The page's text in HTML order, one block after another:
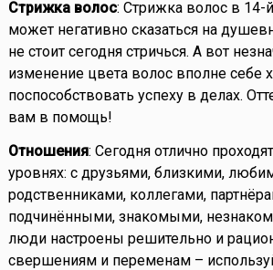
Стрижка волос: Стрижка волос в 14-
может негативно сказаться на
не стоит сегодня стричься. А вот
изменение цвета волос вполне себе
поспособствовать успеху в делах.
вам в помощь!
Отношения: Сегодня отлично
уровнях: с друзьями, близкими,
родственниками, коллегами,
подчинёнными, знакомыми,
люди настроены решительно и
свершениям и переменам –